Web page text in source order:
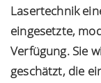
Lasertechnik
eingesetzte,
Verfügung. Sie
geschätzt, die